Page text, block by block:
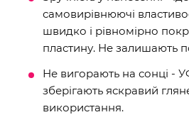
самовирівнюючі
швидко і рівномірно
пластину. Не залишають
Не вигорають на сонці -
зберігають яскравий
використання.